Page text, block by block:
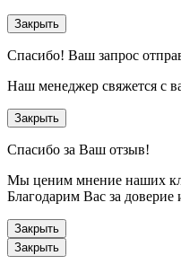
Закрыть
Спасибо! Ваш запрос
Наш менеджер свяжется с
Закрыть
Спасибо за Ваш отзыв!
Мы ценим мнение наших
Благодарим Вас за доверие
Закрыть
Закрыть